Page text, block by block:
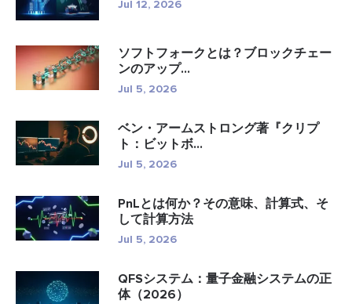
Jul 12, 2026
ソフトフォークとは？ブロックチェー
ンのアップ...
Jul 5, 2026
ベン・アームストロング著『クリプ
ト：ビットボ...
Jul 5, 2026
PnLとは何か？その意味、計算式、そ
して計算方法
Jul 5, 2026
QFSシステム：量子金融システムの正
体（2026）